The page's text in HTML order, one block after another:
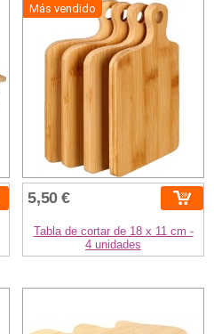
Más vendido
5,50 €
Tabla de cortar de 18 x 11 cm -
4 unidades